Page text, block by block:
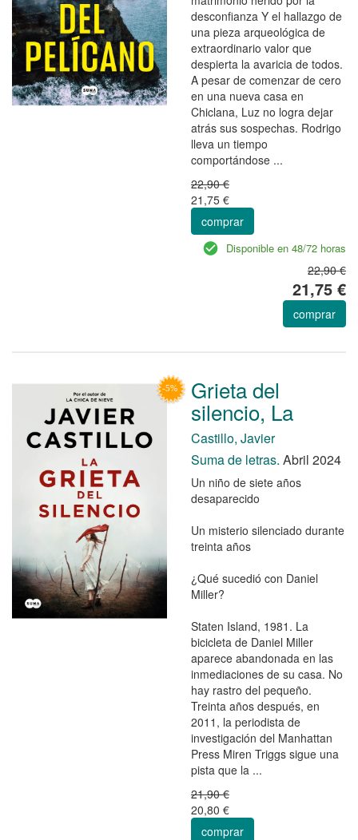
desconfianza Y el hallazgo de
una pieza arqueológica de
extraordinario valor que
despierta la avaricia de todos.
A pesar de comenzar de cero
en una nueva casa en
Chiclana, Luz no logra dejar
atrás sus sospechas. Rodrigo
lleva un tiempo
comportándose ...
22,90 €
21,75 €
comprar
Disponible en 48/72 horas
22,90 €
21,75 €
comprar
Grieta del
silencio, La
Castillo, Javier
Suma de letras. Abril 2024
Un niño de siete años
desaparecido
Un misterio silenciado durante
treinta años
¿Qué sucedió con Daniel
Miller?
Staten Island, 1981. La
bicicleta de Daniel Miller
aparece abandonada en las
inmediaciones de su casa. No
hay rastro del pequeño.
Treinta años después, en
2011, la periodista de
investigación del Manhattan
Press Miren Triggs sigue una
pista que la ...
21,90 €
20,80 €
comprar